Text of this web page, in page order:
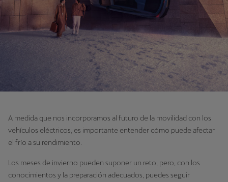
A medida que nos incorporamos al futuro de la movilidad con los
vehículos eléctricos, es importante entender cómo puede afectar
el frío a su rendimiento.
Los meses de invierno pueden suponer un reto, pero, con los
conocimientos y la preparación adecuados, puedes seguir